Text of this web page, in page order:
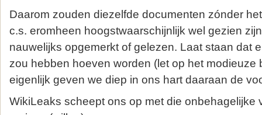
Daarom zouden diezelfde documenten zónder
c.s. eromheen hoogstwaarschijnlijk wel gezien
nauwelijks opgemerkt of gelezen. Laat staan dat
zou hebben hoeven worden (let op het modieuze
eigenlijk geven we diep in ons hart daaraan de
WikiLeaks scheept ons op met die onbehagelijke